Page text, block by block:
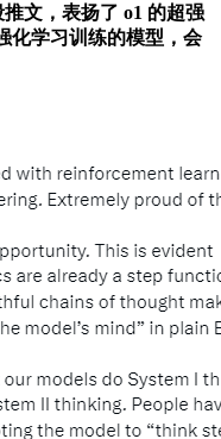
文，表扬了 o1 的超强
化学习训练的模型，会